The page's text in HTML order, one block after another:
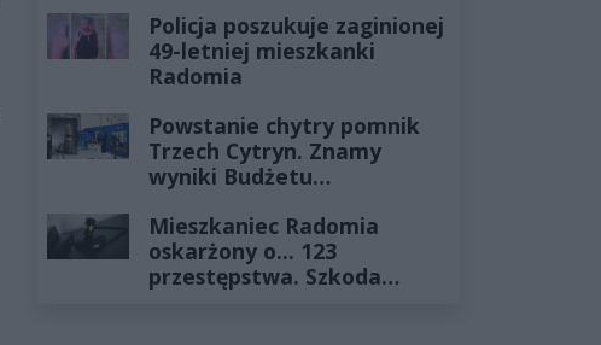
Policja poszukuje zaginionej
49-letniej mieszkanki
Radomia
Powstanie chytry pomnik
Trzech Cytryn. Znamy
wyniki Budżetu
Mieszkaniec Radomia
oskarżony o... 123
przestępstwa. Szkoda